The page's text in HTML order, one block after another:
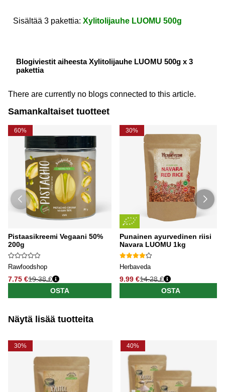
Sisältää 3 pakettia: Xylitolijauhe LUOMU 500g
Blogiviestit aiheesta Xylitolijauhe LUOMU 500g x 3
pakettia
There are currently no blogs connected to this article.
Samankaltaiset tuotteet
60%
Pistaasikreemi Vegaani 50%
200g
Rawfoodshop
7.75 €19.38 €
OSTA
30%
Punainen ayurvedinen riisi
Navara LUOMU 1kg
Herbaveda
9.99 €14.28 €
OSTA
Näytä lisää tuotteita
30% 40%